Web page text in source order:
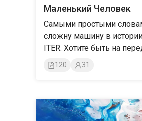
Маленький Человек
Самыми простыми
сложну машину в
ITER. Хотите быть на переднем крае науки,
блеснуть познаниями в
просто понять как оно
120 31